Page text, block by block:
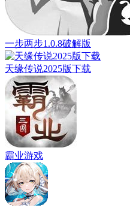
一步两步1.0.8破解版
天缘传说2025版下载
霸业游戏